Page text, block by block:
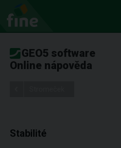
GEO5 software
Online nápověda
Stabilité